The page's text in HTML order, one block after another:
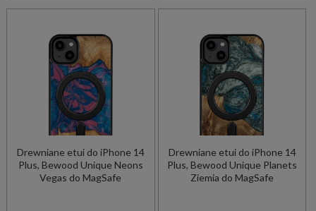
Drewniane etui do iPhone 14
Plus, Bewood Unique Neons
Vegas do MagSafe
Drewniane etui do iPhone 14
Plus, Bewood Unique Planets
Ziemia do MagSafe